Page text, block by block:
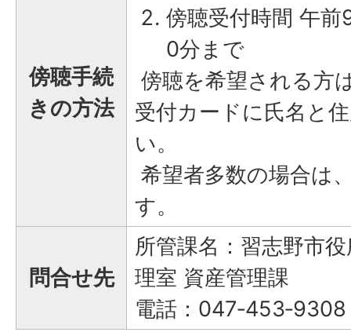
傍聴手続
きの方法
傍聴受付時間 午
0分まで
傍聴を希望される方
受付カードに氏名と
い。
希望者多数の場合は
す。
問合せ先
所管課名：習志野市
理室 資産管理課
電話：047‐453‐9308